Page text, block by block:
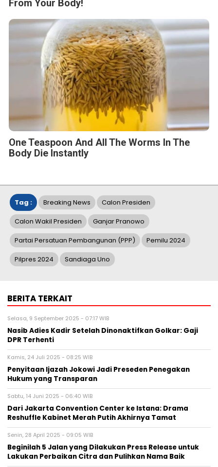
From Your Body!
One Teaspoon And All The Worms In The
Body Die Instantly
Tag : Breaking News Calon Presiden
Calon Wakil Presiden Ganjar Pranowo
Partai Persatuan Pembangunan (PPP) Pemilu 2024
Pilpres 2024 Sandiaga Uno
BERITA TERKAIT
Selasa, 9 September 2025 - 07:17 WIB
Nasib Adies Kadir Setelah Dinonaktifkan Golkar: Gaji
DPR Terhenti
Kamis, 24 Juli 2025 - 08:25 WIB
Penyitaan Ijazah Jokowi Jadi Preseden Penegakan
Hukum yang Transparan
Sabtu, 14 Juni 2025 - 06:40 WIB
Dari Jakarta Convention Center ke Istana: Drama
Reshuffle Kabinet Merah Putih Akhirnya Tamat
Senin, 28 April 2025 - 09:05 WIB
Beginilah 5 Jalan yang Dilakukan Press Release untuk
Lakukan Perbaikan Citra dan Pulihkan Nama Baik